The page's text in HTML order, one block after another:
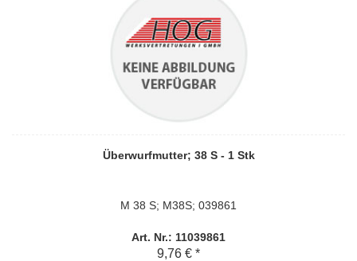
Überwurfmutter; 38 S - 1 Stk
M 38 S; M38S; 039861
Art. Nr.: 11039861
9,76 € *